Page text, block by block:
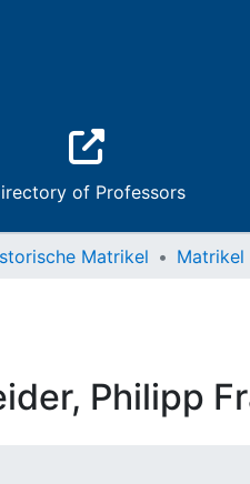
of Professors
Matrikel
Philipp